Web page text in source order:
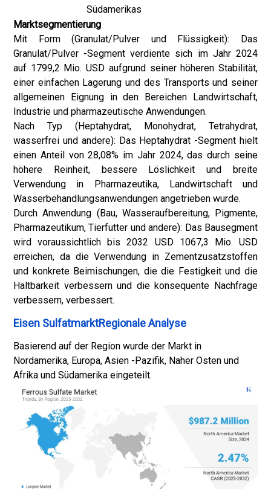
Südamerikas
Marktsegmentierung
Mit Form (Granulat/Pulver und Flüssigkeit): Das
Granulat/Pulver -Segment verdiente sich im Jahr 2024
auf 1799,2 Mio. USD aufgrund seiner höheren Stabilität,
einer einfachen Lagerung und des Transports und seiner
allgemeinen Eignung in den Bereichen Landwirtschaft,
Industrie und pharmazeutische Anwendungen.
Nach Typ (Heptahydrat, Monohydrat, Tetrahydrat,
wasserfrei und andere): Das Heptahydrat -Segment hielt
einen Anteil von 28,08% im Jahr 2024, das durch seine
höhere Reinheit, bessere Löslichkeit und breite
Verwendung in Pharmazeutika, Landwirtschaft und
Wasserbehandlungsanwendungen angetrieben wurde.
Durch Anwendung (Bau, Wasseraufbereitung, Pigmente,
Pharmazeutikum, Tierfutter und andere): Das Bausegment
wird voraussichtlich bis 2032 USD 1067,3 Mio. USD
erreichen, da die Verwendung in Zementzusatzstoffen
und konkrete Beimischungen, die die Festigkeit und die
Haltbarkeit verbessern und die konsequente Nachfrage
verbessern, verbessert.
Eisen SulfatmarktRegionale Analyse
Basierend auf der Region wurde der Markt in
Nordamerika, Europa, Asien -Pazifik, Naher Osten und
Afrika und Südamerika eingeteilt.